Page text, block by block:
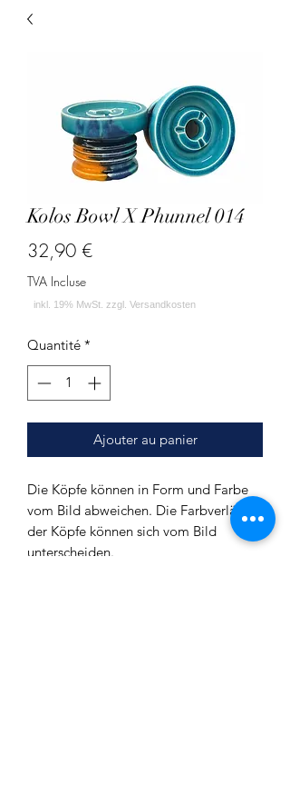
Kolos Bowl X Phunnel 014
32,90 €Prix
TVA Incluse
Quantité *
Ajouter au panier
Die Köpfe können in Form und Farbe
vom Bild abweichen. Die Farbverläufe
der Köpfe können sich vom Bild
unterscheiden.